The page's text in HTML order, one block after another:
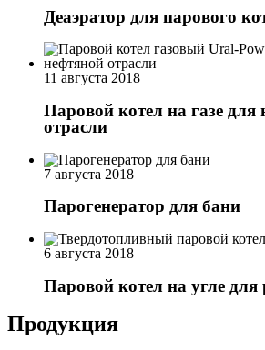
Деаэратор для парового
11 августа 2018
Паровой котел на газе для
отрасли
7 августа 2018
Парогенератор для бани
6 августа 2018
Паровой котел на угле для
Продукция